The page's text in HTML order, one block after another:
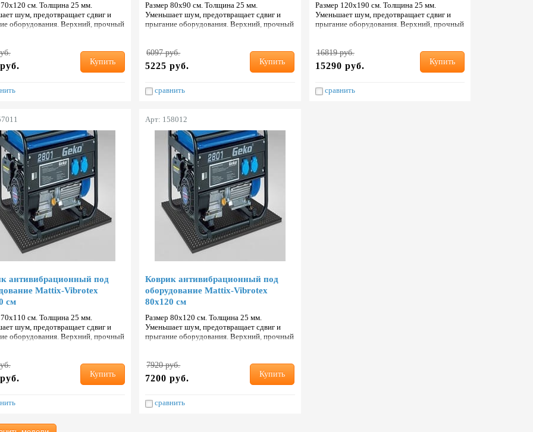
70х120 см. Толщина 25 мм.
шум, предотвращает сдвиг и
оборудования. Верхний, прочный
Купить
Размер 80х90 см. Толщина 25 мм.
Уменьшает шум, предотвращает сдвиг и
прыгание оборудования. Верхний, прочный
6097 руб.
5225 руб. Купить
сравнить
Размер 120х190 см. Толщина 25 мм.
Уменьшает шум, предотвращает сдвиг и
прыгание оборудования. Верхний, прочный
16819 руб.
15290 руб. Купить
сравнить
антивибрационный под
Mattix-Vibrotex
см
70х110 см. Толщина 25 мм.
шум, предотвращает сдвиг и
оборудования. Верхний, прочный
Купить
Арт: 158012
Коврик антивибрационный под
оборудование Mattix-Vibrotex
80х120 см
Размер 80х120 см. Толщина 25 мм.
Уменьшает шум, предотвращает сдвиг и
прыгание оборудования. Верхний, прочный
7920 руб.
7200 руб. Купить
сравнить